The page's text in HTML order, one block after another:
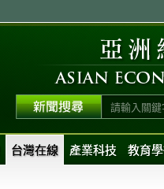
台灣在線 產業科技 教育